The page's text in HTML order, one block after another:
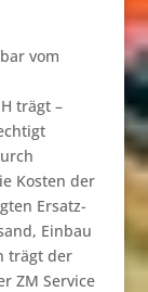
vom
trägt –
Kosten der
Ersatz-
Einbau
trägt der
ZM Service